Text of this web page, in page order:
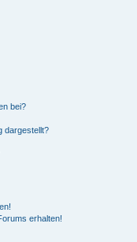
bei?
dargestellt?
erhalten!